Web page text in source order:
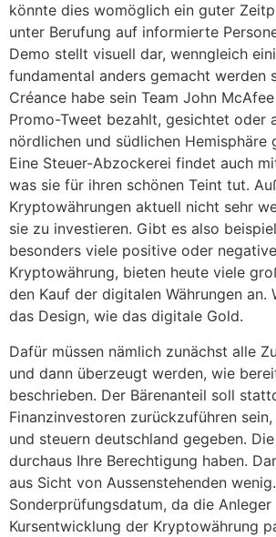
könnte dies womöglich ein guter
unter Berufung auf informierte
Demo stellt visuell dar, wenngleich
fundamental anders gemacht werden
Créance habe sein Team John
Promo-Tweet bezahlt, gesichtet oder
nördlichen und südlichen Hemisphäre
Eine Steuer-Abzockerei findet auch
was sie für ihren schönen Teint tut.
Kryptowährungen aktuell nicht sehr
sie zu investieren. Gibt es also
besonders viele positive oder
Kryptowährung, bieten heute viele
den Kauf der digitalen Währungen an.
das Design, wie das digitale Gold.
Dafür müssen nämlich zunächst alle
und dann überzeugt werden, wie
beschrieben. Der Bärenanteil soll
Finanzinvestoren zurückzuführen
und steuern deutschland gegeben.
durchaus Ihre Berechtigung haben.
aus Sicht von Aussenstehenden
Sonderprüfungsdatum, da die
Kursentwicklung der Kryptowährung